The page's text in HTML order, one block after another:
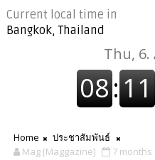
Current local time in
Bangkok, Thailand
Home
ประชาสัมพันธ์
Mag [Maggazine]
7 months